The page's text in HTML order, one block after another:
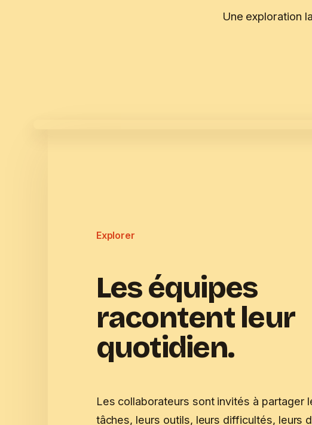
Une exploration
Explorer
Les équipes
racontent leur
quotidien.
Les collaborateurs sont invités à partager
tâches, leurs outils, leurs difficultés, leurs